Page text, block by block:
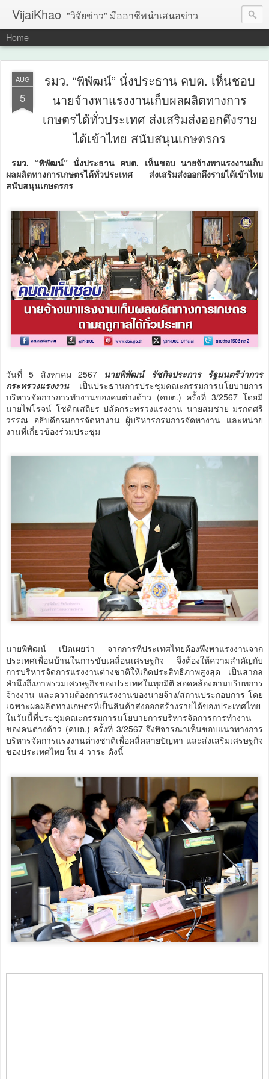
VijaiKhao "วิจัยข่าว" มืออาชีพนำเสนอข่าว
Home
AUG
5
รมว. “พิพัฒน์” นั่งประธาน คบต. เห็นชอบ
นายจ้างพาแรงงานเก็บผลผลิตทางการ
เกษตรได้ทั่วประเทศ ส่งเสริมส่งออกดึงราย
ได้เข้าไทย สนับสนุนเกษตรกร
รมว. “พิพัฒน์” นั่งประธาน คบต. เห็นชอบ นายจ้างพาแรงงานเก็บ
ผลผลิตทางการเกษตรได้ทั่วประเทศ ส่งเสริมส่งออกดึงรายได้เข้าไทย
สนับสนุนเกษตรกร
วันที่ 5 สิงหาคม 2567 นายพิพัฒน์ รัชกิจประการ รัฐมนตรีว่าการ
กระทรวงแรงงานเป็นประธานการประชุมคณะกรรมการนโยบายการ
บริหารจัดการการทำงานของคนต่างด้าว (คบต.) ครั้งที่ 3/2567 โดยมี
นายไพโรจน์ โชติกเสถียร ปลัดกระทรวงแรงงาน นายสมชาย มรกตศรี
วรรณ อธิบดีกรมการจัดหางาน ผู้บริหารกรมการจัดหางาน และหน่วย
งานที่เกี่ยวข้องร่วมประชุม
นายพิพัฒน์ เปิดเผยว่า จากการที่ประเทศไทยต้องพึ่งพาแรงงานจาก
ประเทศเพื่อนบ้านในการขับเคลื่อนเศรษฐกิจ จึงต้องให้ความสำคัญกับ
การบริหารจัดการแรงงานต่างชาติให้เกิดประสิทธิภาพสูงสุด เป็นสากล
คำนึงถึงภาพรวมเศรษฐกิจของประเทศในทุกมิติ สอดคล้องตามบริบทการ
จ้างงาน และความต้องการแรงงานของนายจ้าง/สถานประกอบการ โดย
เฉพาะผลผลิตทางเกษตรที่เป็นสินค้าส่งออกสร้างรายได้ของประเทศไทย
ในวันนี้ที่ประชุมคณะกรรมการนโยบายการบริหารจัดการการทำงาน
ของคนต่างด้าว (คบต.) ครั้งที่ 3/2567 จึงพิจารณาเห็นชอบแนวทางการ
บริหารจัดการแรงงานต่างชาติเพื่อคลี่คลายปัญหา และส่งเสริมเศรษฐกิจ
ของประเทศไทย ใน 4 วาระ ดังนี้